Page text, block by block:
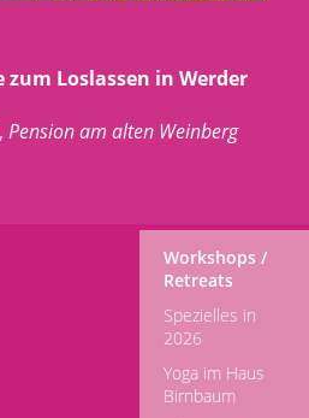
zum Loslassen in Werder
Pension am alten Weinberg
Workshops /
Retreats
Spezielles in
2026
Yoga im Haus
Birnbaum